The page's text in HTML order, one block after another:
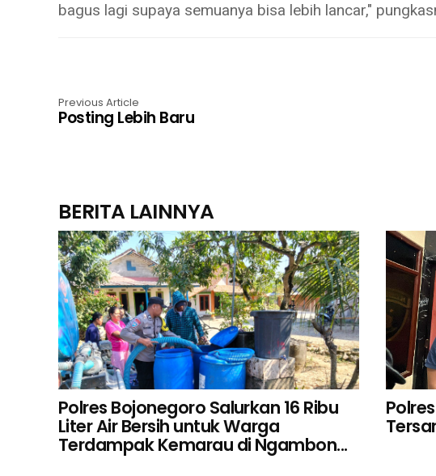
bagus lagi supaya semuanya bisa lebih lancar,"
Previous Article
Posting Lebih Baru
BERITA LAINNYA
Polres Bojonegoro Salurkan 16 Ribu
Liter Air Bersih untuk Warga
Terdampak Kemarau di Ngambon...